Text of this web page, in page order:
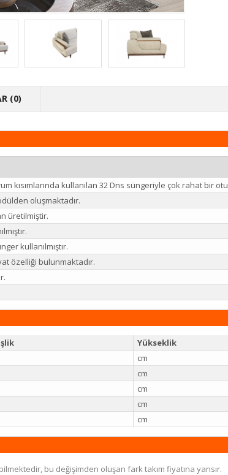
(0)
kısımlarında kullanılan 32 Dns süngeriyle çok rahat bir
oluşmaktadır.
üretilmiştir.
kullanılmıştır.
özelliği bulunmaktadır.
Yükseklik
cm
cm
cm
cm
cm
bu değişimden oluşan fark takım fiyatına yansır.